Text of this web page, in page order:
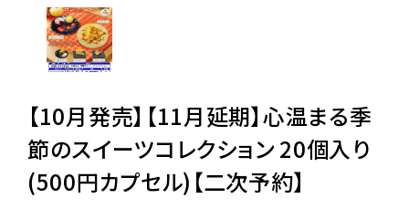
06-6282-7659
【10月発売】【11月延期】心温まる季
節のスイーツコレクション 20個入り
(500円カプセル)【二次予約】